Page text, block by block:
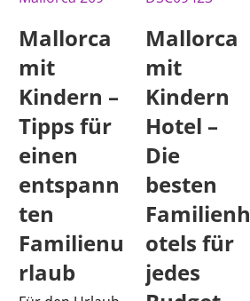
Mallorca
mit
Kindern –
Tipps für
einen
entspann
ten
Familienu
rlaub
Mallorca
mit
Kindern
Hotel –
Die
besten
Familienh
otels für
jedes